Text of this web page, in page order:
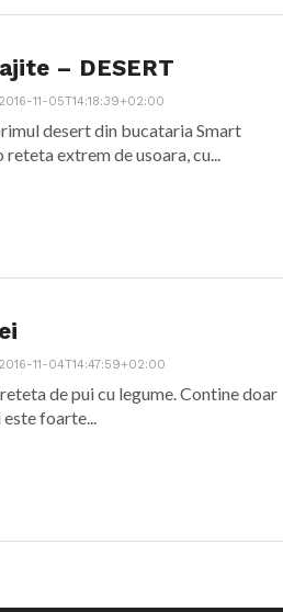
– DESERT
2016-11-05T14:18:39+02:00
desert din bucataria Smart
reteta extrem de usoara, cu...
2016-11-04T14:47:59+02:00
de pui cu legume. Contine doar
este foarte...